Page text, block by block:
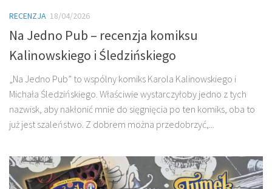
RECENZJA 18/04/2026
Na Jedno Pub – recenzja komiksu
Kalinowskiego i Śledzińskiego
„Na Jedno Pub” to wspólny komiks Karola Kalinowskiego i
Michała Śledzińskiego. Właściwie wystarczyłoby jedno z tych
nazwisk, aby nakłonić mnie do sięgnięcia po ten komiks, oba to
już jest szaleństwo. Z dobrem można przedobrzyć,...